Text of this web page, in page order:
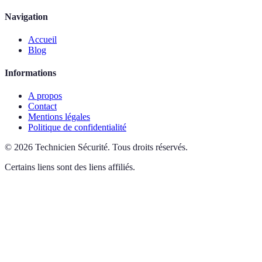
Navigation
Accueil
Blog
Informations
A propos
Contact
Mentions légales
Politique de confidentialité
© 2026 Technicien Sécurité. Tous droits réservés.
Certains liens sont des liens affiliés.